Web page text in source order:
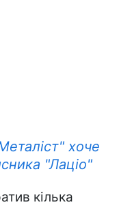
хоче
"Лаціо"
кілька